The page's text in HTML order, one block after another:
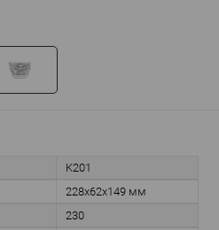
K201
228х62х149 мм
230